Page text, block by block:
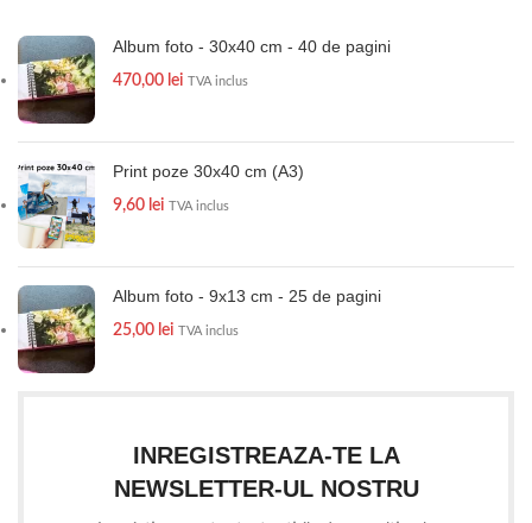
Album foto - 30x40 cm - 40 de pagini
470,00 lei TVA inclus
Print poze 30x40 cm (A3)
9,60 lei TVA inclus
Album foto - 9x13 cm - 25 de pagini
25,00 lei TVA inclus
INREGISTREAZA-TE LA
NEWSLETTER-UL NOSTRU